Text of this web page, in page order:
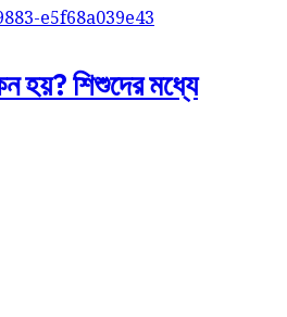
হয়? শিশুদের মধ্যে